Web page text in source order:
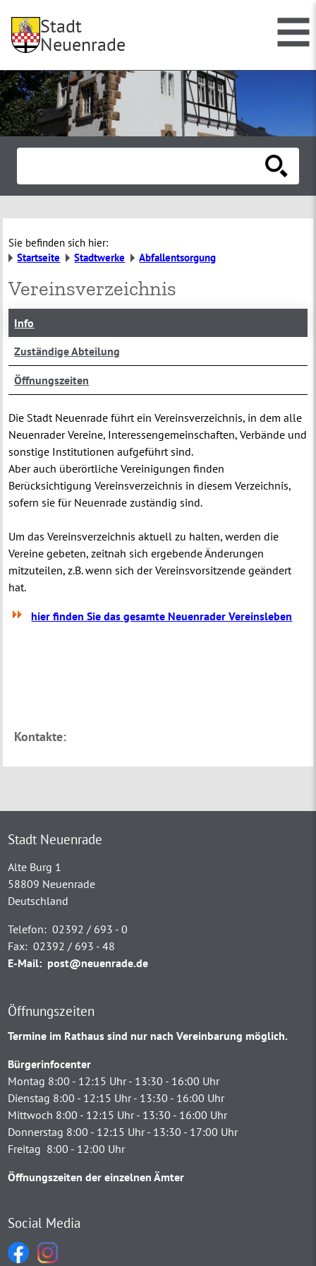
Stadt
Neuenrade
Sie befinden sich hier:
Startseite
Stadtwerke Abfallentsorgung
Vereinsverzeichnis
Info
Zuständige Abteilung
Öffnungszeiten
Die Stadt Neuenrade führt ein Vereinsverzeichnis, in dem alle
Neuenrader Vereine, Interessengemeinschaften, Verbände und
sonstige Institutionen aufgeführt sind.
Aber auch überörtliche Vereinigungen finden
Berücksichtigung Vereinsverzeichnis in diesem Verzeichnis,
sofern sie für Neuenrade zuständig sind.
Um das Vereinsverzeichnis aktuell zu halten, werden die
Vereine gebeten, zeitnah sich ergebende Änderungen
mitzuteilen, z.B. wenn sich der Vereinsvorsitzende geändert
hat.
hier finden Sie das gesamte Neuenrader Vereinsleben
Kontakte:
Stadt Neuenrade
Alte Burg 1
58809 Neuenrade
Deutschland
Telefon: 02392 / 693 - 0
Fax: 02392 / 693 - 48
E-Mail: post@neuenrade.de
Öffnungszeiten
Termine im Rathaus sind nur nach Vereinbarung möglich.
Bürgerinfocenter
Montag 8:00 - 12:15 Uhr - 13:30 - 16:00 Uhr
Dienstag 8:00 - 12:15 Uhr - 13:30 - 16:00 Uhr
Mittwoch 8:00 - 12:15 Uhr - 13:30 - 16:00 Uhr
Donnerstag 8:00 - 12:15 Uhr - 13:30 - 17:00 Uhr
Freitag 8:00 - 12:00 Uhr
Öffnungszeiten der einzelnen Ämter
Social Media